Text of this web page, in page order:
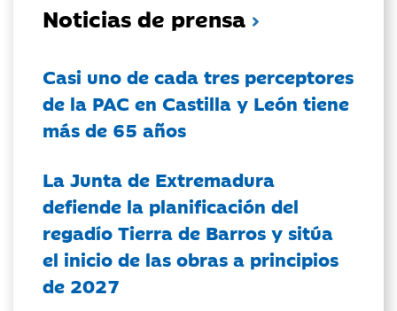
Noticias de prensa
Casi uno de cada tres perceptores
de la PAC en Castilla y León tiene
más de 65 años
La Junta de Extremadura
defiende la planificación del
regadío Tierra de Barros y sitúa
el inicio de las obras a principios
de 2027